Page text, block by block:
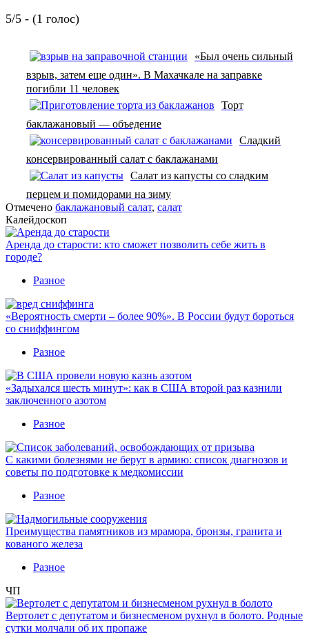
5/5 - (1 голос)
«Был очень сильный
взрыв, затем еще один». В Махачкале на заправке
погибли 11 человек
Торт
баклажановый — объедение
Сладкий
консервированный салат с баклажанами
Салат из капусты со сладким
перцем и помидорами на зиму
Отмечено баклажановый салат, салат
Калейдоскоп
Аренда до старости: кто сможет позволить себе жить в
городе?
Разное
«Вероятность смерти – более 90%». В России будут бороться
со сниффингом
Разное
«Задыхался шесть минут»: как в США второй раз казнили
заключенного азотом
Разное
С какими болезнями не берут в армию: список диагнозов и
советы по подготовке к медкомиссии
Разное
Преимущества памятников из мрамора, бронзы, гранита и
кованого железа
Разное
ЧП
Вертолет с депутатом и бизнесменом рухнул в болото. Родные
сутки молчали об их пропаже